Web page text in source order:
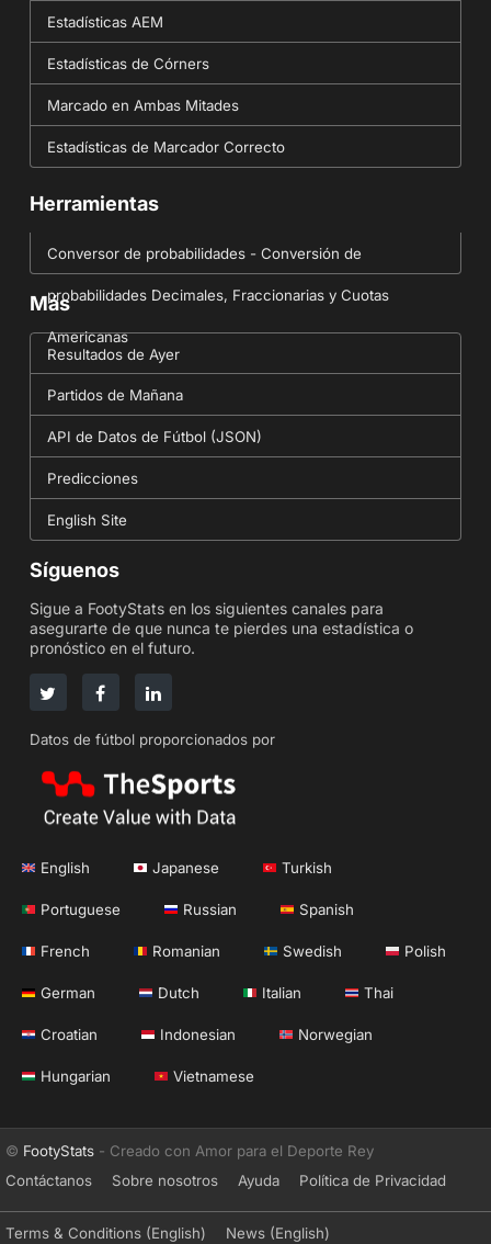
Estadísticas AEM
Estadísticas de Córners
Marcado en Ambas Mitades
Estadísticas de Marcador Correcto
Herramientas
Conversor de probabilidades - Conversión de
probabilidades Decimales, Fraccionarias y Cuotas
Americanas
Más
Resultados de Ayer
Partidos de Mañana
API de Datos de Fútbol (JSON)
Predicciones
English Site
Síguenos
Sigue a FootyStats en los siguientes canales para
asegurarte de que nunca te pierdes una estadística o
pronóstico en el futuro.
Datos de fútbol proporcionados por
English Japanese Turkish
Portuguese Russian Spanish
French Romanian Swedish Polish
German Dutch Italian Thai
Croatian Indonesian Norwegian
Hungarian Vietnamese
© FootyStats - Creado con Amor para el Deporte Rey
Contáctanos
Sobre nosotros Ayuda Política de Privacidad
Terms & Conditions (English) News (English)